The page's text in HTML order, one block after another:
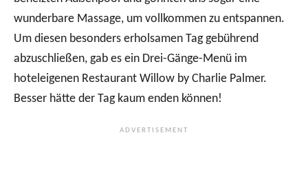
wunderbare Massage, um vollkommen zu entspannen.
Um diesen besonders erholsamen Tag gebührend
abzuschließen, gab es ein Drei-Gänge-Menü im
hoteleigenen Restaurant Willow by Charlie Palmer.
Besser hätte der Tag kaum enden können!